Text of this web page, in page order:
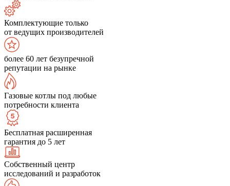
Комплектующие только
от ведущих производителей
более 60 лет безупречной
репутации на рынке
Газовые котлы под любые
потребности клиента
Бесплатная расширенная
гарантия до 5 лет
Собственный центр
исследований и разработок